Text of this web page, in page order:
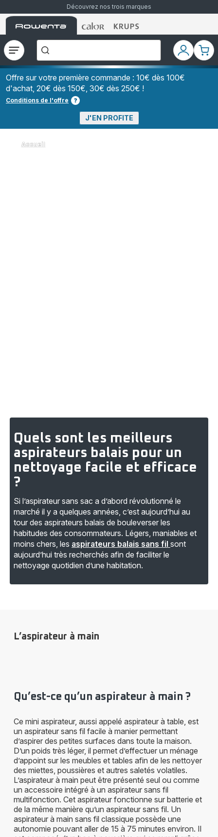
Découvrez nos trois marques
Accueil
Rowenta
Accueil
Rowenta
Accueil
Rowenta
Ouvrir
le
menu
recherchez-
vous
?","Aspirateurs
à
Grains","Centrales
Vapeurs","Sèche
Cheveux"]
Mon
compte
Mon
Offre sur votre première commande : 10€ dès 100€
d'achat, 20€ dès 150€, 30€ dès 250€ !
Conditions de l'offre
J'EN PROFITE
Accueil
Quels sont les meilleurs
aspirateurs balais pour un
nettoyage facile et efficace
?
Si l’aspirateur sans sac a d’abord révolutionné le
marché il y a quelques années, c’est aujourd’hui au
tour des aspirateurs balais de bouleverser les
habitudes des consommateurs. Légers, maniables et
moins chers, les aspirateurs balais sans fil sont
aujourd’hui très recherchés afin de faciliter le
nettoyage quotidien d’une habitation.
L’aspirateur à main
Qu’est-ce qu’un aspirateur à main ?
Ce mini aspirateur, aussi appelé aspirateur à table, est
un aspirateur sans fil facile à manier permettant
d’aspirer des petites surfaces dans toute la maison.
D’un poids très léger, il permet d’effectuer un ménage
d’appoint sur les meubles et tables afin de les nettoyer
des miettes, poussières et autres saletés volatiles.
L’aspirateur à main peut être présenté seul ou comme
un accessoire intégré à un aspirateur sans fil
multifonction. Cet aspirateur fonctionne sur batterie et
de la même manière qu’un aspirateur sans fil. Un
aspirateur à main sans fil classique possède une
autonomie pouvant aller de 15 à 75 minutes environ. Il